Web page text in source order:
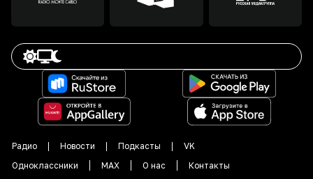
Радио Новости Подкасты
VK
Одноклассники
MAX О нас Контакты